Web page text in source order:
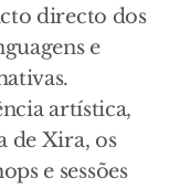
directo dos
e
artística,
de Xira, os
e sessões